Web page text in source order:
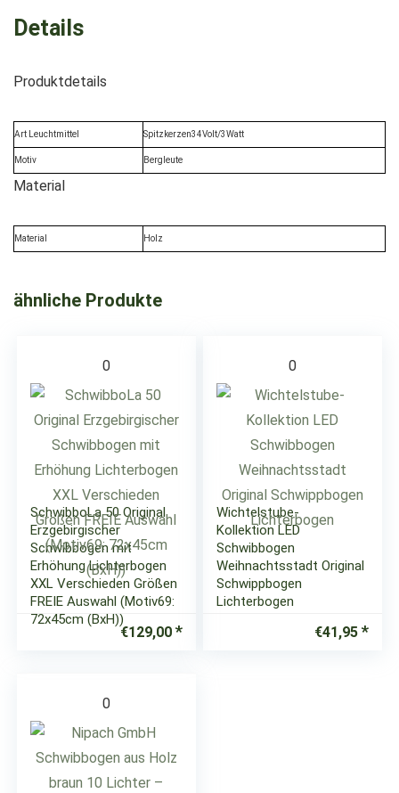
Details
Produktdetails
Art Leuchtmittel Spitzkerzen34Volt/3Watt
Motiv Bergleute
Material
Material Holz
ähnliche Produkte
0
SchwibboLa 50 Original
Erzgebirgischer
Schwibbogen mit
Erhöhung Lichterbogen
XXL Verschieden Größen
FREIE Auswahl (Motiv69:
72x45cm (BxH))
€129,00
0
Wichtelstube-
Kollektion LED
Schwibbogen
Weihnachtsstadt Original
Schwippbogen
Lichterbogen
€41,95
0